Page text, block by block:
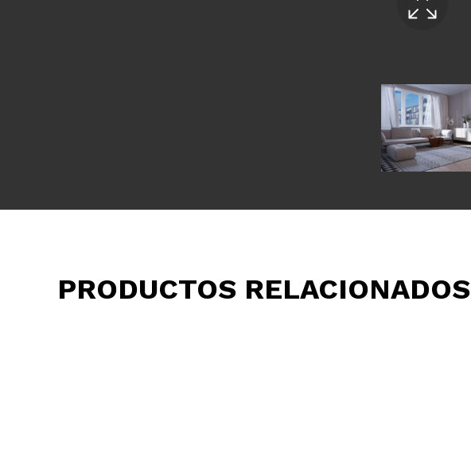
PRODUCTOS RELACIONADOS